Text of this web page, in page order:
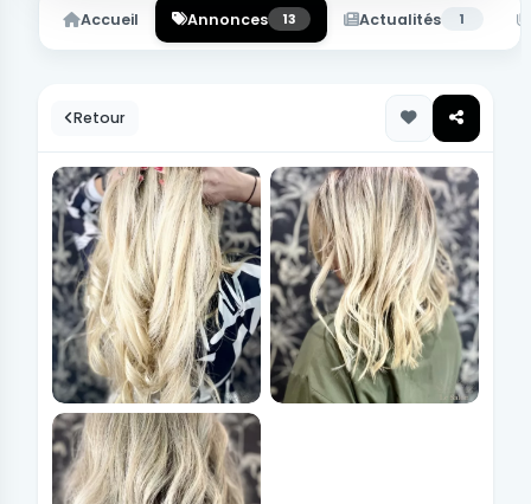
Accueil Annonces 13 Actualités 1
Retour